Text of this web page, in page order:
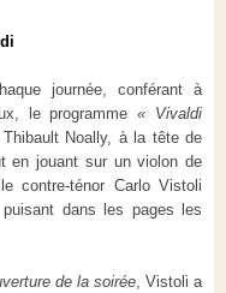
journée, conférant à
le programme« Vivaldi
Noally, à la tête de
en jouant sur un violon de
contre-ténor Carlo Vistoli
puisant dans les pages les
de la soirée, Vistoli a